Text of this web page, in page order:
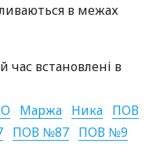
в межах
час встановлені в
Маржа Ника ПОВ
ПОВ №87 ПОВ №9